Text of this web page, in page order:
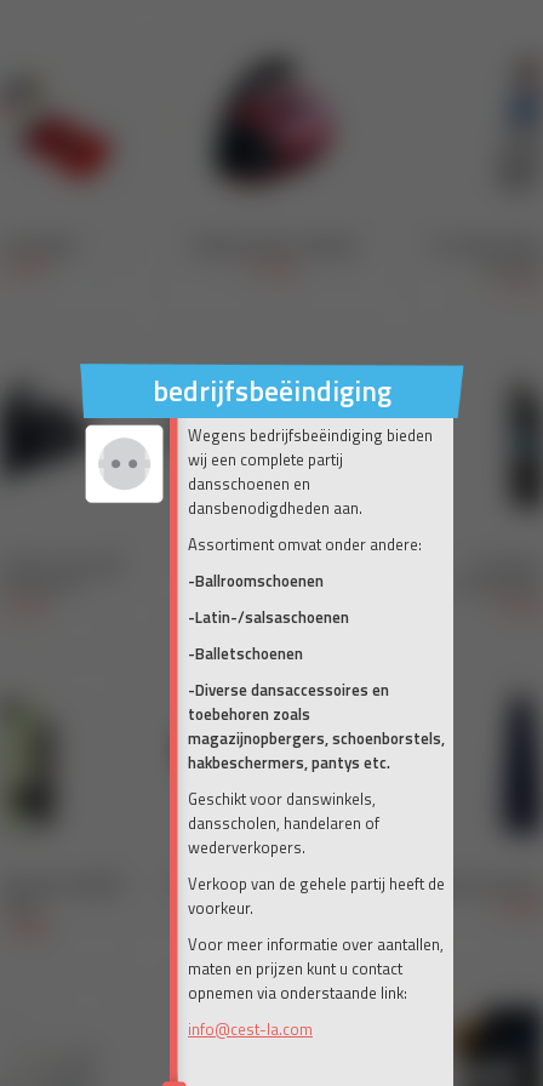
bedrijfsbeëindiging
Wegens bedrijfsbeëindiging bieden
wij een complete partij
dansschoenen en
dansbenodigdheden aan.
Assortiment omvat onder andere:
-Ballroomschoenen
-Latin-/salsaschoenen
-Balletschoenen
-Diverse dansaccessoires en
toebehoren zoals
magazijnopbergers, schoenborstels,
hakbeschermers, pantys etc.
Geschikt voor danswinkels,
dansscholen, handelaren of
wederverkopers.
Verkoop van de gehele partij heeft de
voorkeur.
Voor meer informatie over aantallen,
maten en prijzen kunt u contact
opnemen via onderstaande link:
info@cest-la.com